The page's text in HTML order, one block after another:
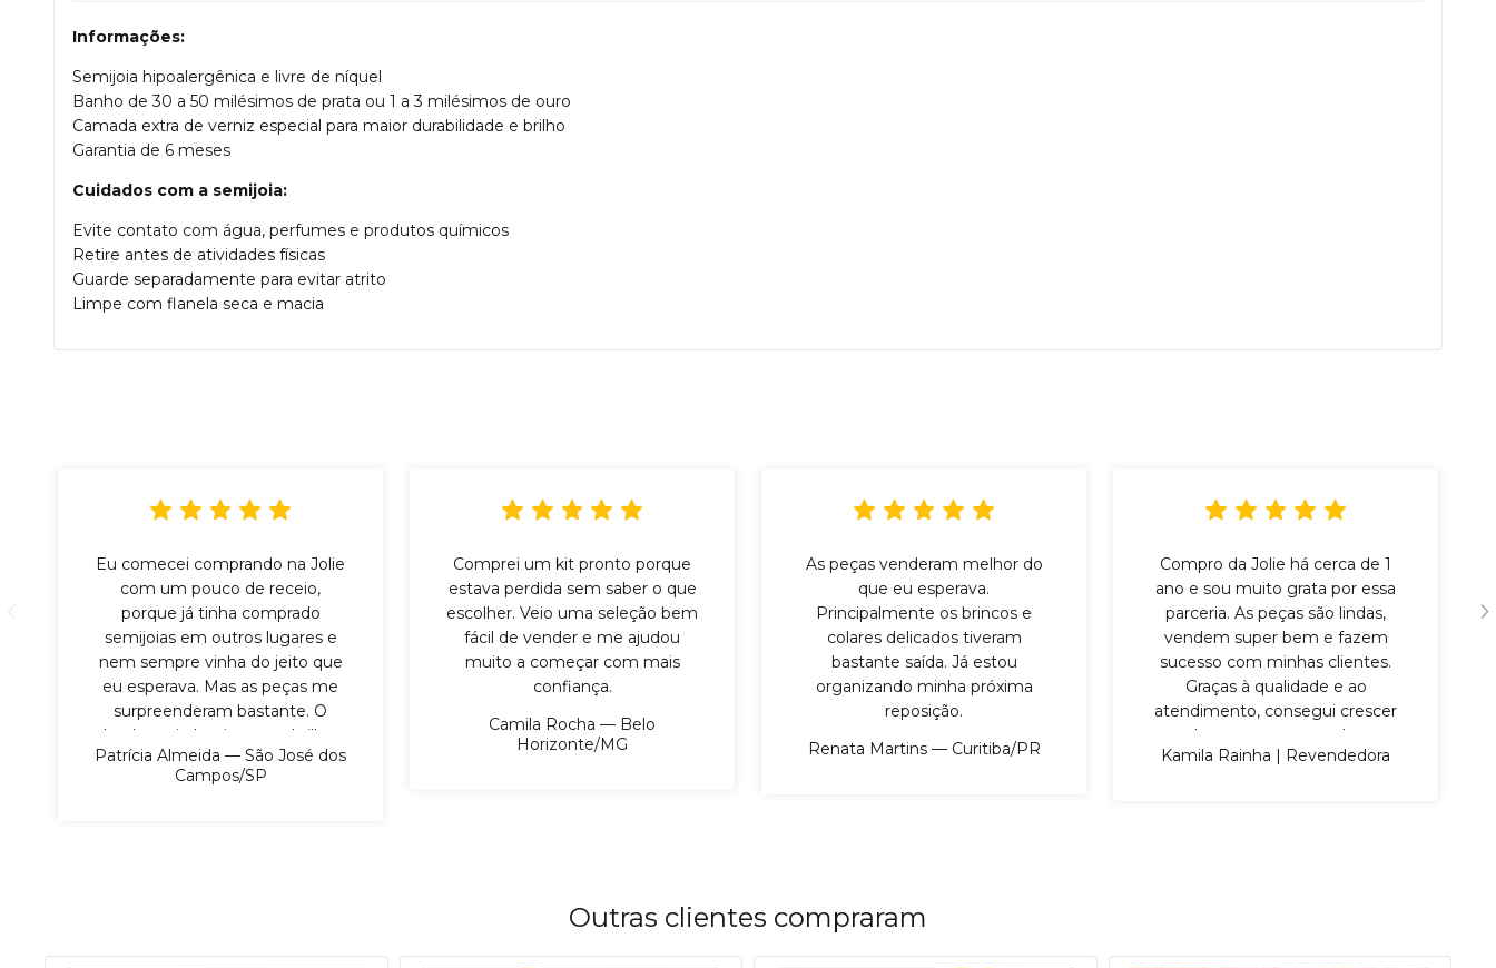
Informações:
Semijoia hipoalergênica e livre de níquel
Banho de 30 a 50 milésimos de prata ou 1 a 3 milésimos de ouro
Camada extra de verniz especial para maior durabilidade e brilho
Garantia de 6 meses
Cuidados com a semijoia:
Evite contato com água, perfumes e produtos químicos
Retire antes de atividades físicas
Guarde separadamente para evitar atrito
Limpe com flanela seca e macia
Eu comecei comprando na Jolie
com um pouco de receio,
porque já tinha comprado
semijoias em outros lugares e
nem sempre vinha do jeito que
eu esperava. Mas as peças me
surpreenderam bastante. O
banho veio bonito, com brilho,
as peças chegaram bem
embaladas e a seleção tinha
vendi boa parte do meu pedido
Patrícia Almeida — São José dos
Campos/SP
Comprei um kit pronto porque
estava perdida sem saber o que
escolher. Veio uma seleção bem
fácil de vender e me ajudou
muito a começar com mais
confiança.
Camila Rocha — Belo
Horizonte/MG
As peças venderam melhor do
que eu esperava.
Principalmente os brincos e
colares delicados tiveram
bastante saída. Já estou
organizando minha próxima
reposição.
Renata Martins — Curitiba/PR
Compro da Jolie há cerca de 1
ano e sou muito grata por essa
parceria. As peças são lindas,
vendem super bem e fazem
sucesso com minhas clientes.
Graças à qualidade e ao
atendimento, consegui crescer
bastante na revenda.
Kamila Rainha | Revendedora
Outras clientes compraram